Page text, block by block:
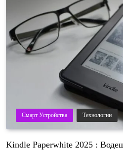
Смарт Устройства Технологии
Kindle Paperwhite 2025 :